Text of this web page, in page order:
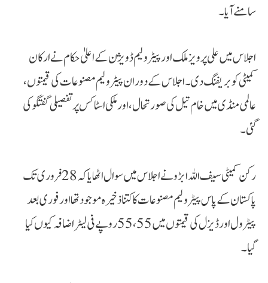
سامنے آیا۔
اجلاس میں علی پرویز ملک اور پیٹرولیم ڈویژن کے اعلیٰ حکام نے ارکان
کمیٹی کو بریفنگ دی۔ اجلاس کے دوران پیٹرولیم مصنوعات کی قیمتوں،
عالمی منڈی میں خام تیل کی صورتحال، اور ملکی اسٹاکس پر تفصیلی گفتگو کی
گئی۔
رکن کمیٹی سیف اللہ ابڑو نے اجلاس میں سوال اٹھایا کہ 28 فروری تک
پاکستان کے پاس پیٹرولیم مصنوعات کا کتنا ذخیرہ موجود تھا اور فوری بعد
پیٹرول اور ڈیزل کی قیمتوں میں 55، 55 روپے فی لیٹر اضافہ کیوں کیا
گیا۔